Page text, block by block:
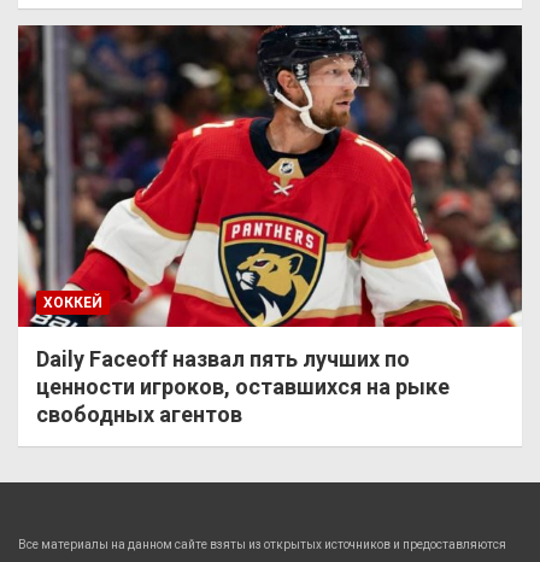
ХОККЕЙ
Daily Faceoff назвал пять лучших по
ценности игроков, оставшихся на рыке
свободных агентов
Все материалы на данном сайте взяты из открытых источников и предоставляются